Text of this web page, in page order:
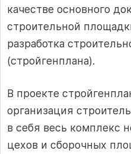
качестве основного
строительной
разработка
(стройгенплана).
В проекте
организация
в себя весь комплекс
цехов и сборочных